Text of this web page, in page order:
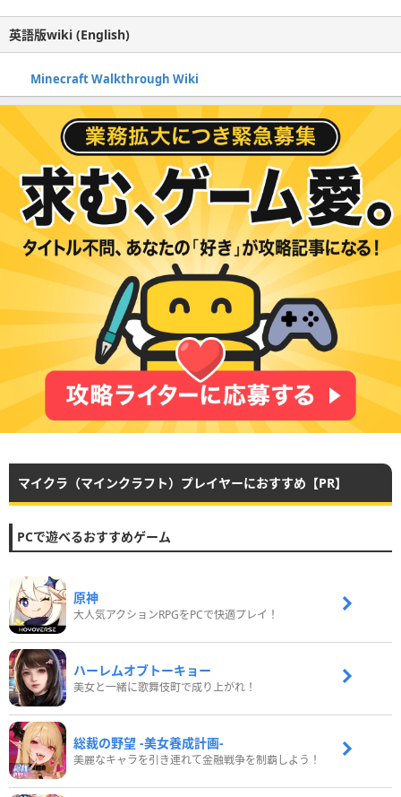
英語版wiki (English)
Minecraft Walkthrough Wiki
マイクラ（マインクラフト）プレイヤーにおすすめ【PR】
PCで遊べるおすすめゲーム
原神
大人気アクションRPGをPCで快適プレイ！
ハーレムオブトーキョー
美女と一緒に歌舞伎町で成り上がれ！
総裁の野望 -美女養成計画-
美麗なキャラを引き連れて金融戦争を制覇しよう！